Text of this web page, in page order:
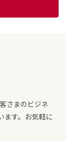
さまのビジネ
ます。お気軽に